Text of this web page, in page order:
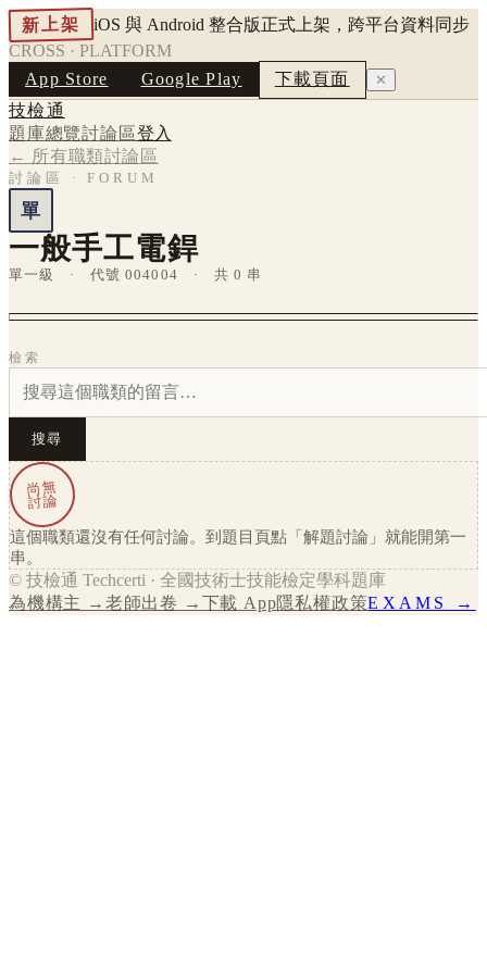
新上架
iOS 與 Android 整合版正式上架，跨平台資料同步
CROSS · PLATFORM
App Store
Google Play 下載頁面 ✕
技檢通
題庫總覽討論區登入
← 所有職類討論區
討論區 · FORUM
單
一般手工電銲
單一級 · 代號 004004 · 共 0 串
檢索
搜尋
尚無
討論
這個職類還沒有任何討論。到題目頁點「解題討論」就能開第一
串。
© 技檢通 Techcerti · 全國技術士技能檢定學科題庫
為機構主 → 老師出卷 → 下載 App隱私權政策EXAMS →